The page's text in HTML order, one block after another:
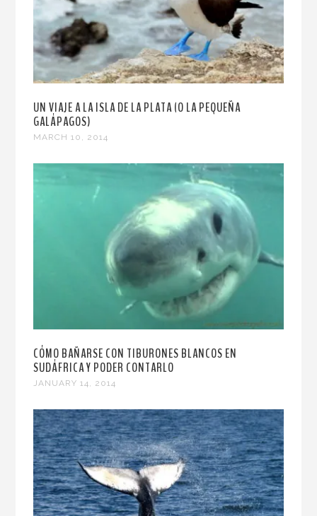
UN VIAJE A LA ISLA DE LA PLATA (O LA PEQUEÑA
GALÁPAGOS)
MARCH 10, 2014
CÓMO BAÑARSE CON TIBURONES BLANCOS EN
SUDÁFRICA Y PODER CONTARLO
JANUARY 14, 2014